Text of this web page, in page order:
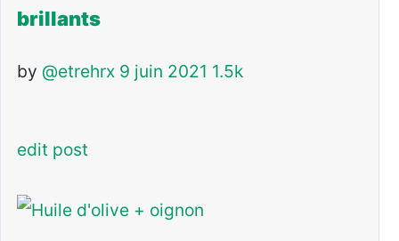
brillants
by @etrehrx 9 juin 2021 1.5k
edit post